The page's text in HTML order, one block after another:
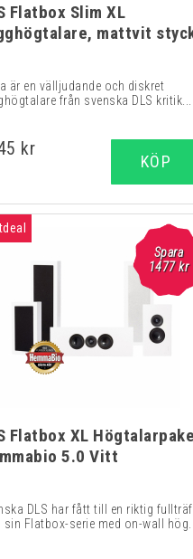
Flatbox Slim XL
mattvit
är en välljudande och diskret
från svenska DLS kritik...
kr
KÖP
Spara
1477 kr
Flatbox XL
5.0 Vitt
DLS har fått till en riktig
sin Flatbox-serie med on-wall hög...